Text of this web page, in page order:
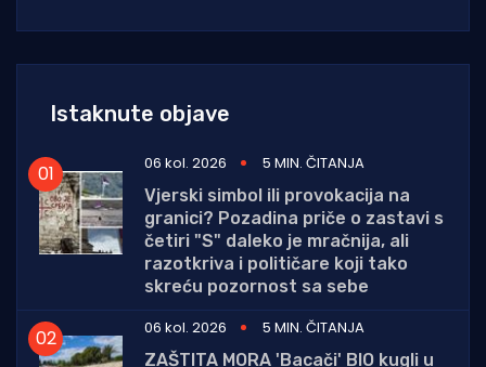
Istaknute objave
06 kol. 2026
5 MIN. ČITANJA
Vjerski simbol ili provokacija na
granici? Pozadina priče o zastavi s
četiri "S" daleko je mračnija, ali
razotkriva i političare koji tako
skreću pozornost sa sebe
06 kol. 2026
5 MIN. ČITANJA
ZAŠTITA MORA 'Bacači' BIO kugli u